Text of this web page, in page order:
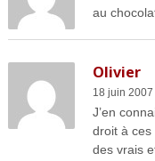
au
Olivier
18 juin 2007
J’en
droit à ces
des vrais